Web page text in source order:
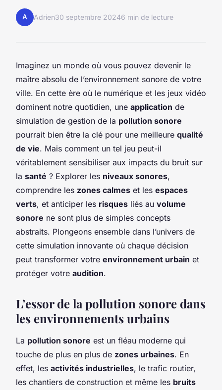
A Adrien30 septembre 20246 min de lecture
Imaginez un monde où vous pouvez devenir le
maître absolu de l’environnement sonore de votre
ville. En cette ère où le numérique et les jeux vidéo
dominent notre quotidien, une application de
simulation de gestion de la pollution sonore
pourrait bien être la clé pour une meilleure qualité
de vie. Mais comment un tel jeu peut-il
véritablement sensibiliser aux impacts du bruit sur
la santé ? Explorer les niveaux sonores,
comprendre les zones calmes et les espaces
verts, et anticiper les risques liés au volume
sonore ne sont plus de simples concepts
abstraits. Plongeons ensemble dans l’univers de
cette simulation innovante où chaque décision
peut transformer votre environnement urbain et
protéger votre audition.
L’essor de la pollution sonore dans
les environnements urbains
La pollution sonore est un fléau moderne qui
touche de plus en plus de zones urbaines. En
effet, les activités industrielles, le trafic routier,
les chantiers de construction et même les bruits